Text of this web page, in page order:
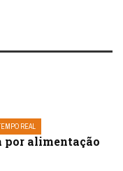
REAL
por alimentação